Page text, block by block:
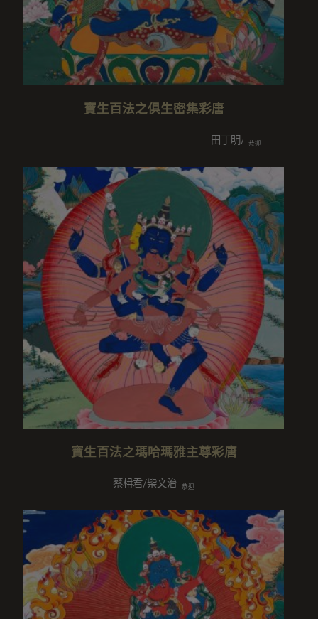
寶生百法之俱生密集彩唐
田丁明/王美智/田岳衢/王
恭迎
寶生百法之瑪哈瑪雅主尊彩唐
蔡枏君/柴文治 恭迎